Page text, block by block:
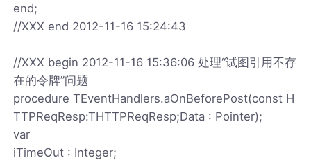
end;
//XXX end 2012-11-16 15:24:43
//XXX begin 2012-11-16 15:36:06 处理“试图引用不存
在的令牌”问题
procedure TEventHandlers.aOnBeforePost(const H
TTPReqResp:THTTPReqResp;Data : Pointer);
var
iTimeOut : Integer;